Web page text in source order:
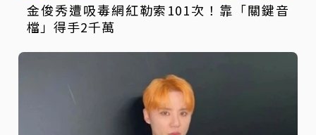
金俊秀遭吸毒網紅勒索101次！靠「關鍵音
檔」得手2千萬